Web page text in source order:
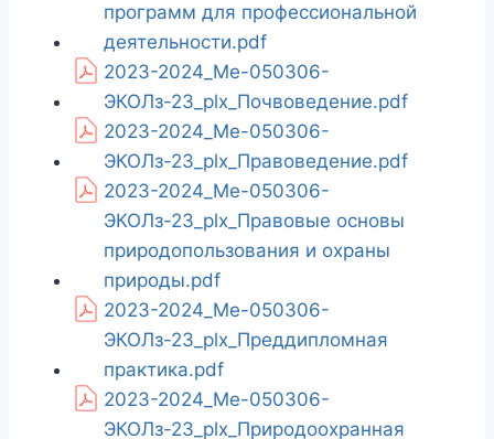
программ для профессиональной
деятельности.pdf
2023-2024_Ме-050306-
ЭКОЛз-23_plx_Почвоведение.pdf
2023-2024_Ме-050306-
ЭКОЛз-23_plx_Правоведение.pdf
2023-2024_Ме-050306-
ЭКОЛз-23_plx_Правовые основы
природопользования и охраны
природы.pdf
2023-2024_Ме-050306-
ЭКОЛз-23_plx_Преддипломная
практика.pdf
2023-2024_Ме-050306-
ЭКОЛз-23_plx_Природоохранная